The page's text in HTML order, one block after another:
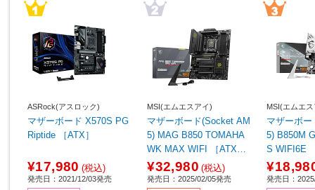
ASRock(アスロック)
マザーボード X570S PG
Riptide ［ATX］
¥17,980 (税込)
発売日：2021/12/03発売
MSI(エムエスアイ)
マザーボード(Socket AM
5) MAG B850 TOMAHA
WK MAX WIFI ［ATX］
【sof001】
¥32,980 (税込)
発売日：2025/02/05発売
MSI(エムエ
マザーボ
5) B850M GAMING PLU
S WIFI6E
発売日：